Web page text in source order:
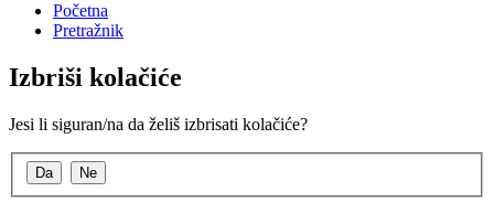
Početna
Pretražnik
Izbriši kolačiće
Jesi li siguran/na da želiš izbrisati kolačiće?